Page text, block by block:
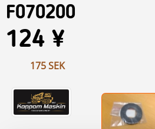
F070200
124 ¥
175 SEK